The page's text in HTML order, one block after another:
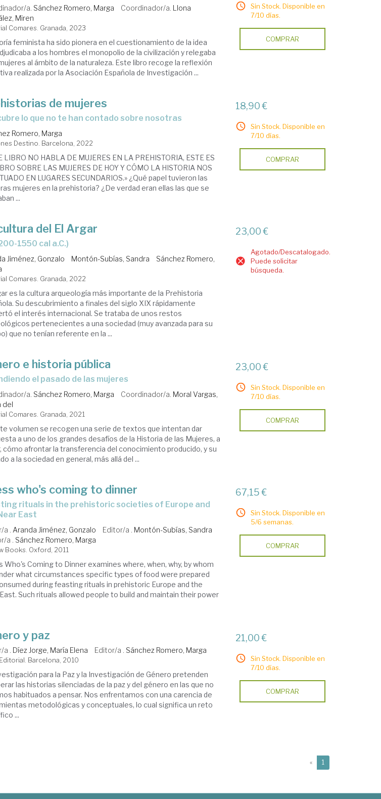
a. Sánchez Romero, Marga Coordinador/a. Llona
Miren
Comares. Granada, 2023
feminista ha sido pionera en el cuestionamiento de la idea
a los hombres el monopolio de la civilización y relegaba
al ámbito de la naturaleza. Este libro recoge la reflexión
realizada por la Asociación Española de Investigación ...
Sin Stock. Disponible en
7/10 días.
COMPRAR
de mujeres
lo que no te han contado sobre nosotras
Romero, Marga
Destino. Barcelona, 2022
LIBRO NO HABLA DE MUJERES EN LA PREHISTORIA, ESTE ES
SOBRE LAS MUJERES DE HOY Y CÓMO LA HISTORIA NOS
EN LUGARES SECUNDARIOS.» ¿Qué papel tuvieron las
mujeres en la prehistoria? ¿De verdad eran ellas las que se
...
18,90 €
Sin Stock. Disponible en
7/10 días.
COMPRAR
del El Argar
2200-1550 cal a.C.)
Jiménez, Gonzalo Montón-Subías, Sandra
Sánchez Romero,
Comares. Granada, 2022
es la cultura arqueología más importante de la Prehistoria
Su descubrimiento a finales del siglo XIX rápidamente
el interés internacional. Se trataba de unos restos
pertenecientes a una sociedad (muy avanzada para su
que no tenían referente en la ...
23,00 €
Agotado/Descatalogado.
Puede solicitar
búsqueda.
e historia pública
el pasado de las mujeres
a. Sánchez Romero, Marga Coordinador/a. Moral Vargas,
del
Comares. Granada, 2021
volumen se recogen una serie de textos que intentan dar
a uno de los grandes desafíos de la Historia de las Mujeres, a
cómo afrontar la transferencia del conocimiento producido, y su
a la sociedad en general, más allá del ...
23,00 €
Sin Stock. Disponible en
7/10 días.
COMPRAR
who's coming to dinner
East
a . Aranda Jiménez, Gonzalo Editor/a . Montón-Subías, Sandra
a . Sánchez Romero, Marga
Books. Oxford, 2011
Who's Coming to Dinner examines where, when, why, by whom
what circumstances specific types of food were prepared
during feasting rituals in prehistoric Europe and the
Such rituals allowed people to build and maintain their power
67,15 €
Sin Stock. Disponible en
5/6 semanas.
COMPRAR
y paz
a . Díez Jorge, María Elena Editor/a . Sánchez Romero, Marga
Barcelona, 2010
para la Paz y la Investigación de Género pretenden
las historias silenciadas de la paz y del género en las que no
habituados a pensar. Nos enfrentamos con una carencia de
metodológicas y conceptuales, lo cual significa un reto
...
21,00 €
Sin Stock. Disponible en
7/10 días.
COMPRAR
« 1